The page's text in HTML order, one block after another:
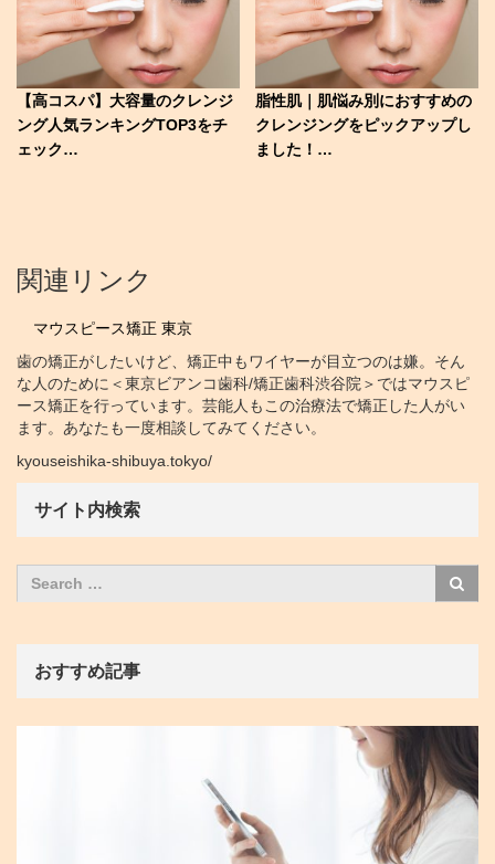
【高コスパ】大容量のクレンジ
ング人気ランキングTOP3をチ
ェック…
脂性肌｜肌悩み別におすすめの
クレンジングをピックアップし
ました！…
関連リンク
マウスピース矯正 東京
歯の矯正がしたいけど、矯正中もワイヤーが目立つのは嫌。そん
な人のために＜東京ビアンコ歯科/矯正歯科渋谷院＞ではマウスピ
ース矯正を行っています。芸能人もこの治療法で矯正した人がい
ます。あなたも一度相談してみてください。
kyouseishika-shibuya.tokyo/
サイト内検索
おすすめ記事